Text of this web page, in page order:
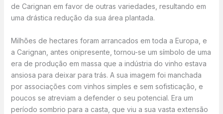
de Carignan em favor de outras variedades, resultando em
uma drástica redução da sua área plantada.
Milhões de hectares foram arrancados em toda a Europa, e
a Carignan, antes onipresente, tornou-se um símbolo de uma
era de produção em massa que a indústria do vinho estava
ansiosa para deixar para trás. A sua imagem foi manchada
por associações com vinhos simples e sem sofisticação, e
poucos se atreviam a defender o seu potencial. Era um
período sombrio para a casta, que viu a sua vasta extensão